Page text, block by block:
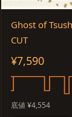
Ghost of
CUT
¥7,590
底値 ¥4,554